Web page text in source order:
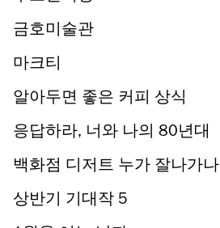
금호미술관
마크티
알아두면 좋은 커피 상식
응답하라, 너와 나의 80년대
백화점 디저트 누가 잘나가나
상반기 기대작 5